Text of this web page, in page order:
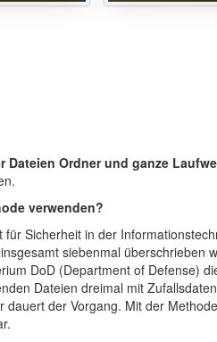
Dateien Ordner und ganze
verwenden?
für Sicherheit in der
siebenmal überschrieben
DoD (Department of Defense)
Dateien dreimal mit
dauert der Vorgang. Mit der